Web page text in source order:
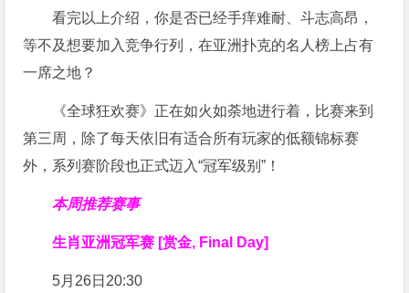
看完以上介绍，你是否已经手痒难耐、斗志高昂，
等不及想要加入竞争行列，在亚洲扑克的名人榜上占有
一席之地？
《全球狂欢赛》正在如火如荼地进行着，比赛来到
第三周，除了每天依旧有适合所有玩家的低额锦标赛
外，系列赛阶段也正式迈入“冠军级别”！
本周推荐赛事
生肖亚洲冠军赛 [赏金, Final Day]
5月26日20:30